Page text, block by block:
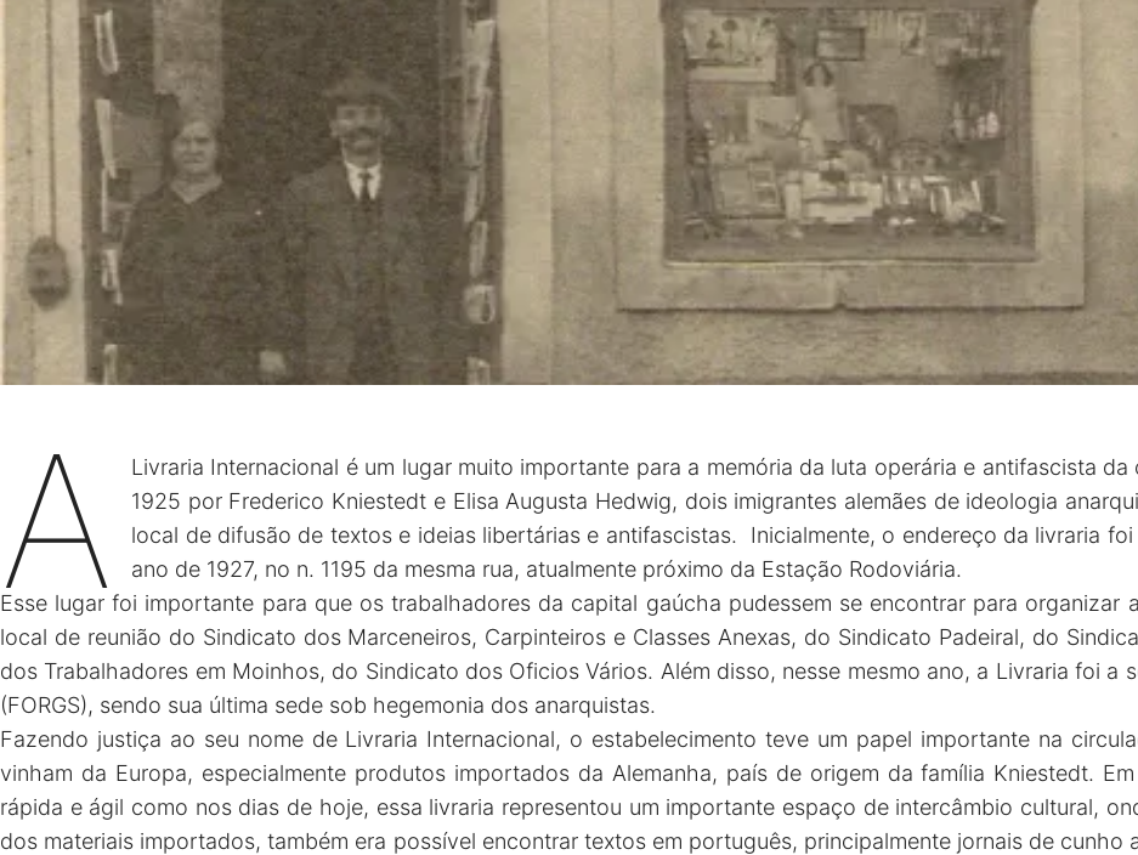
A
Livraria Internacional é um lugar muito importante para a memória da luta operária e antifascista
1925 por Frederico Kniestedt e Elisa Augusta Hedwig, dois imigrantes alemães de ideologia
local de difusão de textos e ideias libertárias e antifascistas. Inicialmente, o endereço da livraria
ano de 1927, no n. 1195 da mesma rua, atualmente próximo da Estação Rodoviária.
Esse lugar foi importante para que os trabalhadores da capital gaúcha pudessem se encontrar para organizar
local de reunião do Sindicato dos Marceneiros, Carpinteiros e Classes Anexas, do Sindicato Padeiral, do
dos Trabalhadores em Moinhos, do Sindicato dos Oficios Vários. Além disso, nesse mesmo ano, a Livraria foi a
(FORGS), sendo sua última sede sob hegemonia dos anarquistas.
Fazendo justiça ao seu nome de Livraria Internacional, o estabelecimento teve um papel importante na
vinham da Europa, especialmente produtos importados da Alemanha, país de origem da família Kniestedt.
rápida e ágil como nos dias de hoje, essa livraria representou um importante espaço de intercâmbio cultural,
dos materiais importados, também era possível encontrar textos em português, principalmente jornais de